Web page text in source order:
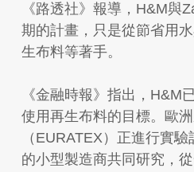
《路透社》報導，H&M與
期的計畫，只是從節省用
生布料等著手。
《金融時報》指出，H&M
使用再生布料的目標。歐
（EURATEX）正進行實
的小型製造商共同研究，